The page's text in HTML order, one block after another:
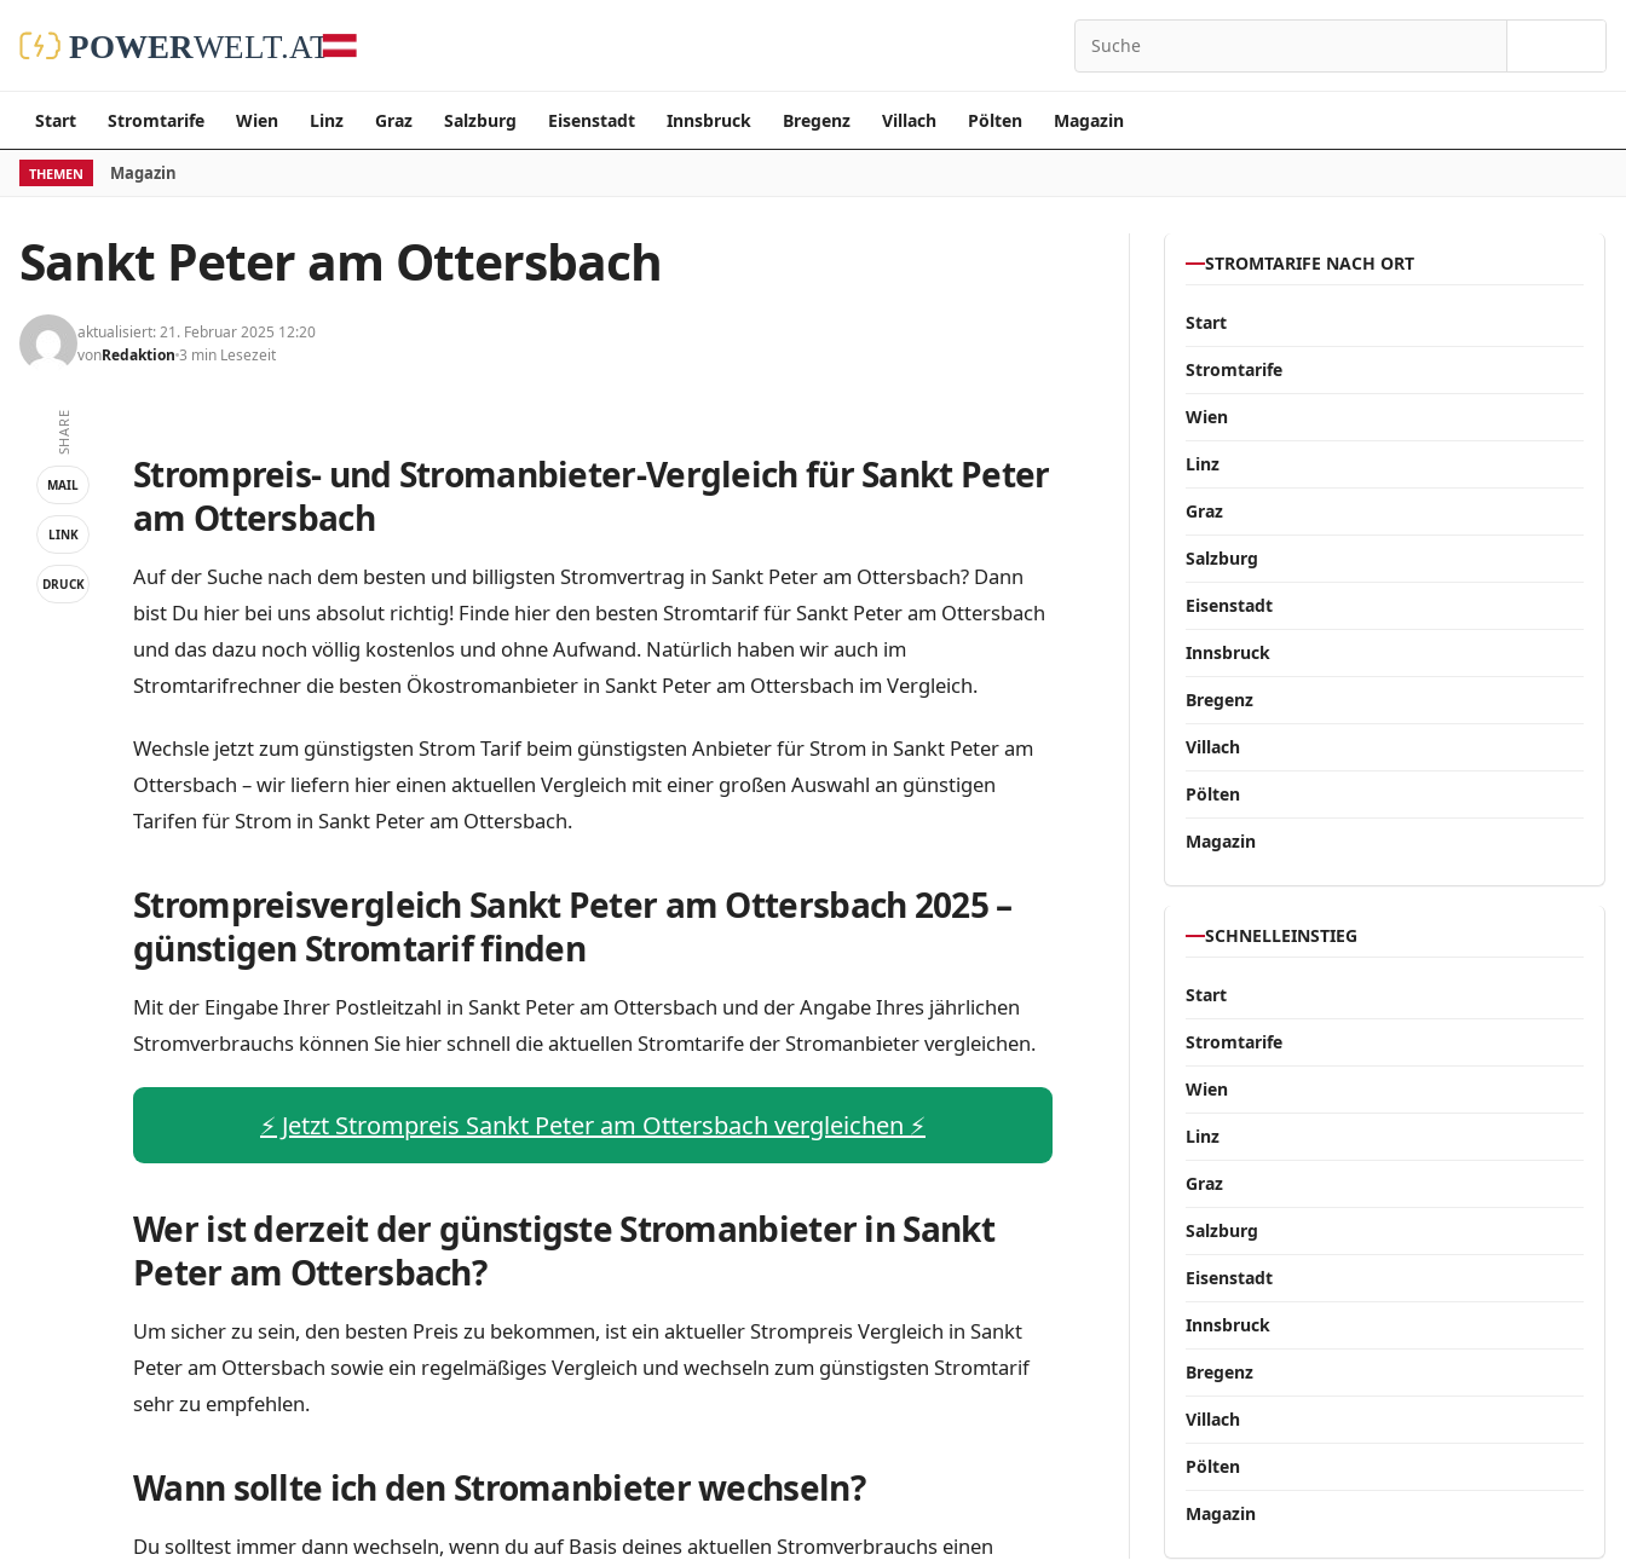
Start Stromtarife Wien Linz Graz Salzburg Eisenstadt Innsbruck Bregenz Villach Pölten Magazin
THEMEN Magazin
Sankt Peter am Ottersbach
aktualisiert: 21. Februar 2025 12:20
vonRedaktion 3 min Lesezeit
SHARE
MAIL
LINK
DRUCK
Strompreis- und Stromanbieter-Vergleich für Sankt Peter
am Ottersbach
Auf der Suche nach dem besten und billigsten Stromvertrag in Sankt Peter am Ottersbach? Dann
bist Du hier bei uns absolut richtig! Finde hier den besten Stromtarif für Sankt Peter am Ottersbach
und das dazu noch völlig kostenlos und ohne Aufwand. Natürlich haben wir auch im
Stromtarifrechner die besten Ökostromanbieter in Sankt Peter am Ottersbach im Vergleich.
Wechsle jetzt zum günstigsten Strom Tarif beim günstigsten Anbieter für Strom in Sankt Peter am
Ottersbach – wir liefern hier einen aktuellen Vergleich mit einer großen Auswahl an günstigen
Tarifen für Strom in Sankt Peter am Ottersbach.
Strompreisvergleich Sankt Peter am Ottersbach 2025 –
günstigen Stromtarif finden
Mit der Eingabe Ihrer Postleitzahl in Sankt Peter am Ottersbach und der Angabe Ihres jährlichen
Stromverbrauchs können Sie hier schnell die aktuellen Stromtarife der Stromanbieter vergleichen.
⚡️ Jetzt Strompreis Sankt Peter am Ottersbach vergleichen ⚡️
Wer ist derzeit der günstigste Stromanbieter in Sankt
Peter am Ottersbach?
Um sicher zu sein, den besten Preis zu bekommen, ist ein aktueller Strompreis Vergleich in Sankt
Peter am Ottersbach sowie ein regelmäßiges Vergleich und wechseln zum günstigsten Stromtarif
sehr zu empfehlen.
Wann sollte ich den Stromanbieter wechseln?
Du solltest immer dann wechseln, wenn du auf Basis deines aktuellen Stromverbrauchs einen
STROMTARIFE NACH ORT
Start
Stromtarife
Wien
Linz
Graz
Salzburg
Eisenstadt
Innsbruck
Bregenz
Villach
Pölten
Magazin
SCHNELLEINSTIEG
Start
Stromtarife
Wien
Linz
Graz
Salzburg
Eisenstadt
Innsbruck
Bregenz
Villach
Pölten
Magazin